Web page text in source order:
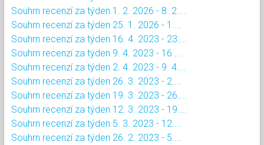
Souhrn recenzí za týden 1. 2. 2026 - 8. 2....
Souhrn recenzí za týden 25. 1. 2026 - 1....
Souhrn recenzí za týden 16. 4. 2023 - 23....
Souhrn recenzí za týden 9. 4. 2023 - 16....
Souhrn recenzí za týden 2. 4. 2023 - 9. 4....
Souhrn recenzí za týden 26. 3. 2023 - 2....
Souhrn recenzí za týden 19. 3. 2023 - 26....
Souhrn recenzí za týden 12. 3. 2023 - 19....
Souhrn recenzí za týden 5. 3. 2023 - 12....
Souhrn recenzí za týden 26. 2. 2023 - 5....